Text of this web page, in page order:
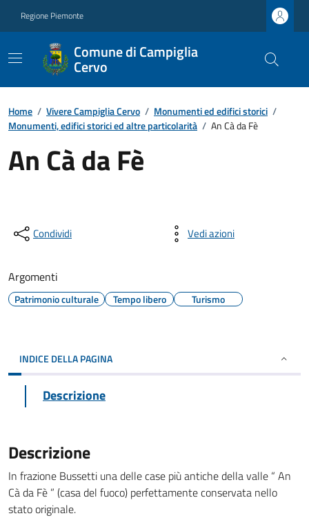
Regione Piemonte
Comune di Campiglia
Cervo
Home / Vivere Campiglia Cervo / Monumenti ed edifici storici /
Monumenti, edifici storici ed altre particolarità / An Cà da Fè
An Cà da Fè
Condividi Vedi azioni
Argomenti
Patrimonio culturale Tempo libero Turismo
INDICE DELLA PAGINA
Descrizione
Descrizione
In frazione Bussetti una delle case più antiche della valle “ An
Cà da Fè ” (casa del fuoco) perfettamente conservata nello
stato originale.